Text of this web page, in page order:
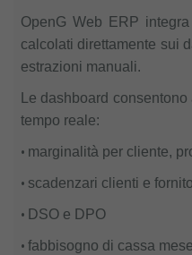
OpenG Web ERP
calcolati direttamente sui
estrazioni manuali.
Le dashboard
tempo reale:
• marginalità per cliente,
• scadenzari clienti e
• DSO e DPO
• fabbisogno di cassa